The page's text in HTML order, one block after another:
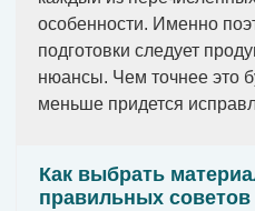
особенности. Именно
подготовки следует
нюансы. Чем точнее это
меньше придется
Как выбрать
правильных советов